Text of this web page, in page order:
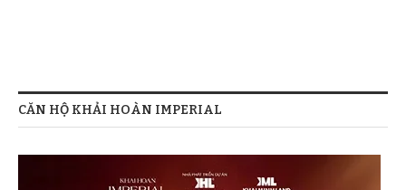
CĂN HỘ KHẢI HOÀN IMPERIAL